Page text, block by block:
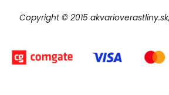
Copyright © 2015